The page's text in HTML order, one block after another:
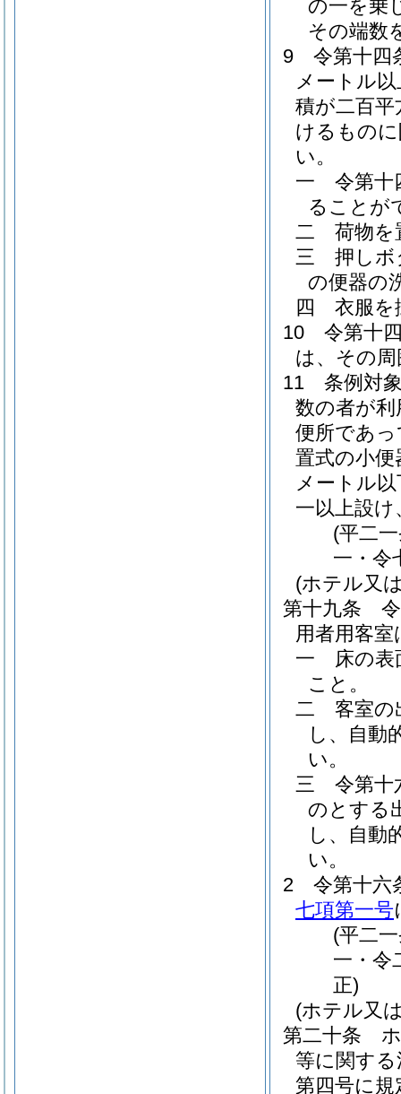
の一を乗
その端数
9
令第十四
メートル
積が二百
けるもの
い。
一
令第十
ることが
二
荷物を
三
押しボ
の便器の
四
衣服を
10
令第十
は、その
11
条例対
数の者が
便所であ
置式の小便
メートル
一以上設
(平二
一・令
(ホテル又
第十九条
用者用客
一
床の
こと。
二
客室の
し、自動
い。
三
令第十
のとする
し、自動
い。
2
令第十六
七項第一号
(平二
一・令
正)
(ホテル又
第二十条
等に関する
第四号に